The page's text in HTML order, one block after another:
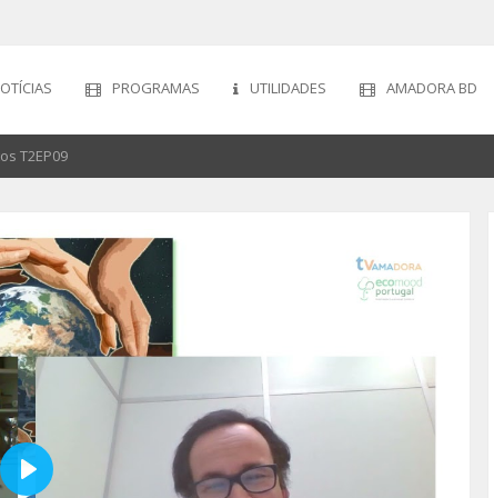
PROGRAMAS UTILIDADES AMADORA BD
T2EP09